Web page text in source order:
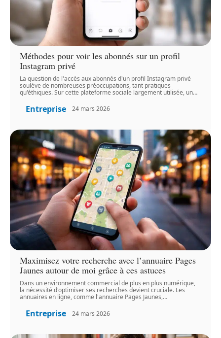
Méthodes pour voir les abonnés sur un profil
Instagram privé
La question de l'accès aux abonnés d'un profil Instagram privé
soulève de nombreuses préoccupations, tant pratiques
qu'éthiques. Sur cette plateforme sociale largement utilisée, un…
Entreprise 24 mars 2026
Maximisez votre recherche avec l’annuaire Pages
Jaunes autour de moi grâce à ces astuces
Dans un environnement commercial de plus en plus numérique,
la nécessité d'optimiser ses recherches devient cruciale. Les
annuaires en ligne, comme l'annuaire Pages Jaunes,…
Entreprise 24 mars 2026